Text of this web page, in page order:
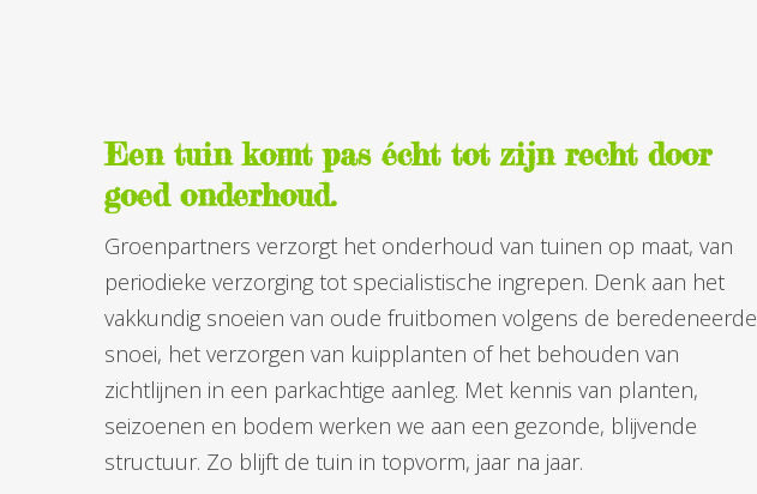
Een tuin komt pas écht tot zijn recht door
goed onderhoud.
Groenpartners verzorgt het onderhoud van tuinen op maat, van
periodieke verzorging tot specialistische ingrepen. Denk aan het
vakkundig snoeien van oude fruitbomen volgens de beredeneerde
snoei, het verzorgen van kuipplanten of het behouden van
zichtlijnen in een parkachtige aanleg. Met kennis van planten,
seizoenen en bodem werken we aan een gezonde, blijvende
structuur. Zo blijft de tuin in topvorm, jaar na jaar.